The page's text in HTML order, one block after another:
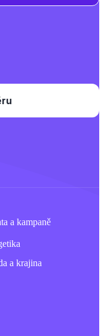
a kampaně
a krajina